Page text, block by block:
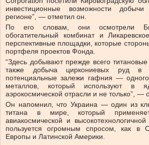
инвестиционные возможности
регионе”, — отметил он.
По его словам, они осмотрели
обогатительный комбинат и
перспективные площадки, которые
портфеля проектов Фонда.
“Здесь добывают прежде всего
также добыча циркониевых руд
потенциальные залежи гафния —
металлов, который используют в
аэрокосмической отрасли и не только”, —
Он напомнил, что Украина — один из
титана в мире, который
авиакосмической и
пользуется огромным спросом, как в
Европы и Латинской Америки.